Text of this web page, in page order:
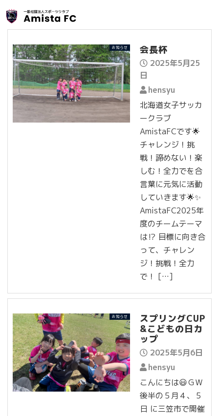
お知らせ 会長杯
2025年5月25
日
hensyu
北海道女子サッカ
ークラブ
AmistaFCです🌟
チャレンジ！挑
戦！諦めない！楽
しむ！全力でを合
言葉に元気に活動
していきます🌟✨
AmistaFC2025年
度のチームテーマ
は⁉️ 目標に向き合
って、チャレン
ジ！挑戦！全力
で！ […]
お知らせ
スプリングCUP
&こどもの日カ
ップ
2025年5月6日
hensyu
こんにちは😃ＧＷ
後半の５月４、５
日 に三笠市で開催